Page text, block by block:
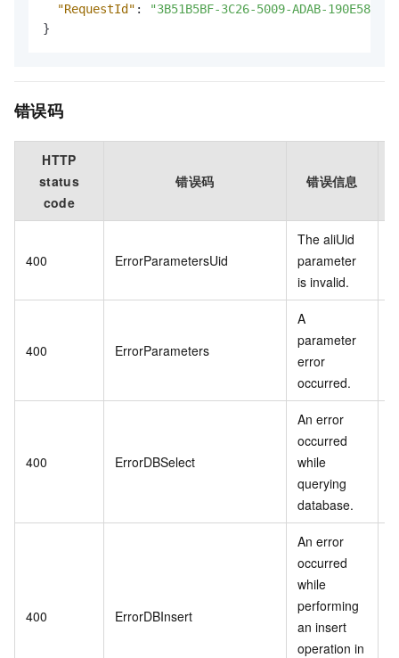
"RequestId" :
"3B51B5BF-3C26-5009-ADAB-
}
错误码
HTTP
status
code
错误码 错误信息
400 ErrorParametersUid
The aliUid
parameter
is invalid.
400 ErrorParameters
A
parameter
error
occurred.
400 ErrorDBSelect
An error
occurred
while
querying
database.
400 ErrorDBInsert
An error
occurred
while
performing
an insert
operation in